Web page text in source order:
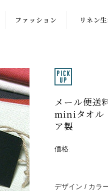
ファッション
部屋着
ストール
バッグ
リネン
メール便送
miniタオル
ア製
価格:
デザイン / カラー